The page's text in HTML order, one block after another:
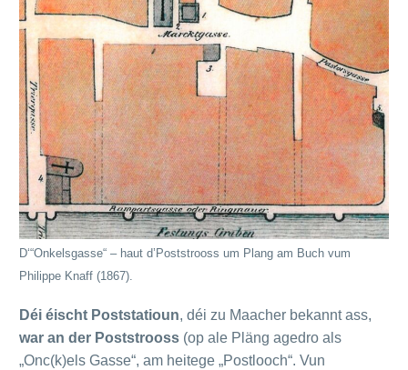
D‘“Onkelsgasse“ – haut d’Poststrooss um Plang am Buch vum
Philippe Knaff (1867).
Déi éischt Poststatioun, déi zu Maacher bekannt ass,
war an der Poststrooss (op ale Pläng agedro als
„Onc(k)els Gasse“, am heitege „Postlooch“. Vun